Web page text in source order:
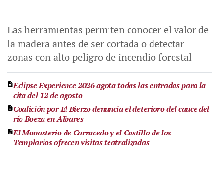
Las herramientas permiten conocer el valor de
la madera antes de ser cortada o detectar
zonas con alto peligro de incendio forestal
Eclipse Experience 2026 agota todas las entradas para la
cita del 12 de agosto
Coalición por El Bierzo denuncia el deterioro del cauce del
río Boeza en Albares
El Monasterio de Carracedo y el Castillo de los
Templarios ofrecen visitas teatralizadas